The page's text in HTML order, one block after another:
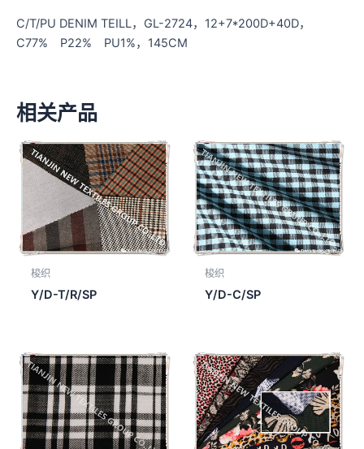
C/T/PU DENIM TEILL，GL-2724，12+7*200D+40D，
C77% P22% PU1%，145CM
相关产品
梭织
Y/D-T/R/SP
梭织
Y/D-C/SP